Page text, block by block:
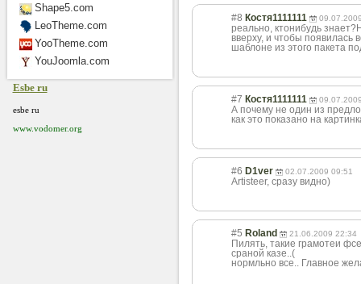
#8 Костя1111111
реально, ктонибудь
вверху, и чтобы появилась
шаблоне из этого пакета
#7 Костя1111111
А почему не один из
как это показано на
#6 D1ver 02.07.2009 09:51
Artisteer, сразу видно)
#5 Roland 21.06.2009 22:34
Пилять, такие грамотеи
сраной казе..(
нормльно все.. Главное
Shape5.com
LeoTheme.com
YooTheme.com
YouJoomla.com
Esbe ru
esbe ru
www.vodomer.org